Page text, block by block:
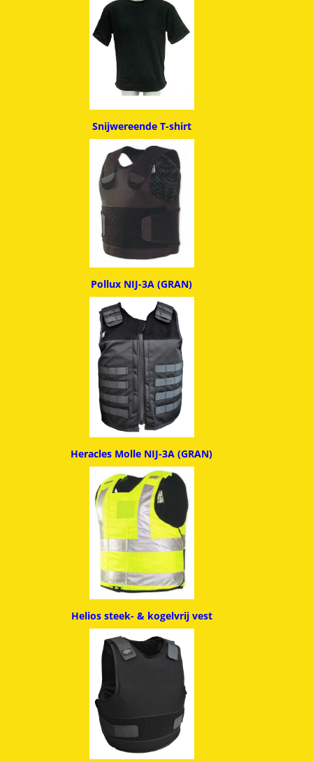
Snijwereende T-shirt
Pollux NIJ-3A (GRAN)
Heracles Molle NIJ-3A (GRAN)
Helios steek- & kogelvrij vest